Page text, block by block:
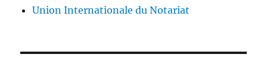
Union Internationale du Notariat